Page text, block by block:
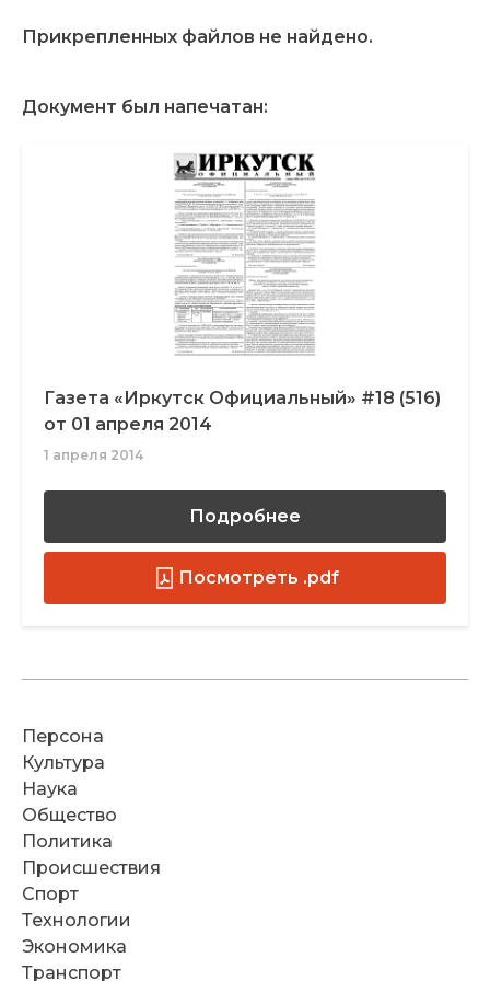
Прикрепленных файлов не найдено.
Документ был напечатан:
Газета «Иркутск Официальный» #18 (516)
от 01 апреля 2014
1 апреля 2014
Подробнее
Посмотреть .pdf
Персона
Культура
Наука
Общество
Политика
Происшествия
Спорт
Технологии
Экономика
Транспорт